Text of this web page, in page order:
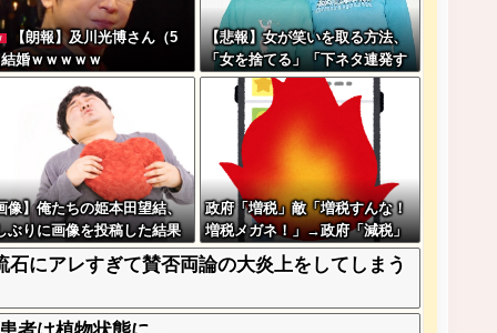
【朗報】及川光博さん（5
婚ｗｗｗｗｗ
【悲報】女が笑いを取る方法、
「女を捨てる」「下ネタ連発す
る」「体を張る」しかないｗｗ
ｗｗｗ
像】俺たちの姫本田望結、
ぶりに画像を投稿した結果
ぱりワイらの姫だったw
w w w w w w w
政府「増税」敵「増税すんな！
増税メガネ！」→政府「減税」
敵「減税すんな！社会保障どう
なる！」
にアレすぎて賛否両論の大炎上をしてしまう